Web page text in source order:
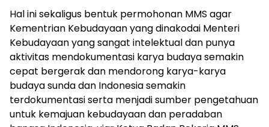
Hal ini sekaligus bentuk permohonan MMS agar
Kementrian Kebudayaan yang dinakodai Menteri
Kebudayaan yang sangat intelektual dan punya
aktivitas mendokumentasi karya budaya semakin
cepat bergerak dan mendorong karya-karya
budaya sunda dan Indonesia semakin
terdokumentasi serta menjadi sumber pengetahuan
untuk kemajuan kebudayaan dan peradaban